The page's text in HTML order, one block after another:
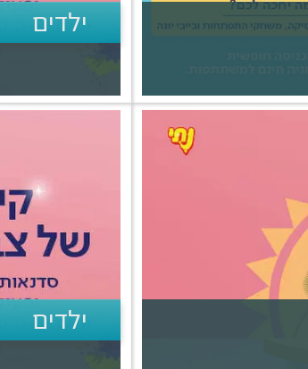
ילדים
ילדים